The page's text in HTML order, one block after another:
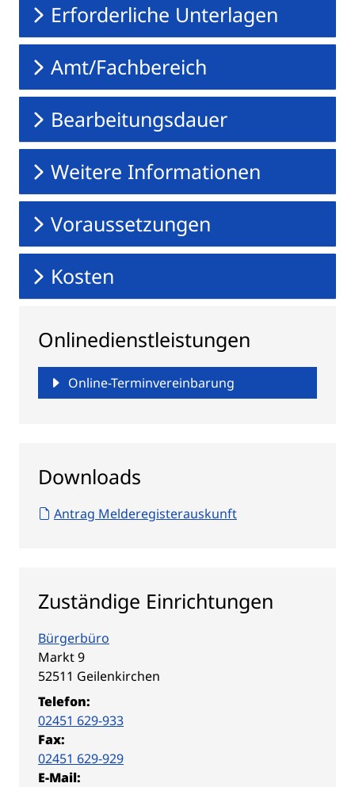
Erforderliche Unterlagen
Amt/Fachbereich
Bearbeitungsdauer
Weitere Informationen
Voraussetzungen
Kosten
Onlinedienstleistungen
Online-Terminvereinbarung
Downloads
Antrag Melderegisterauskunft
Zuständige Einrichtungen
Bürgerbüro
Straße:
MarktHausnummer:
9
PLZ:
52511 Ort:
Geilenkirchen
Telefon:
02451 629-933
Fax:
02451 629-929
E-Mail: